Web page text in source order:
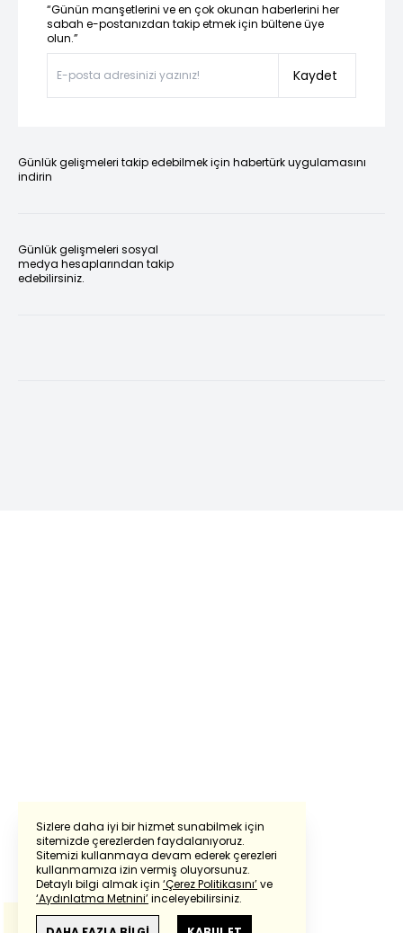
Sizlere daha iyi bir hizmet sunabilmek için
sitemizde çerezlerden faydalanıyoruz.
Sitemizi kullanmaya devam ederek çerezleri
kullanmamıza izin vermiş oluyorsunuz.
Detaylı bilgi almak için ‘Çerez Politikasını’ve
‘Aydınlatma Metnini’inceleyebilirsiniz.
“Günün manşetlerini ve en çok okunan haberlerini her
sabah e-postanızdan takip etmek için bültene üye
olun.”
Kaydet
Günlük gelişmeleri takip edebilmek için habertürk uygulamasını
indirin
Günlük gelişmeleri sosyal
medya hesaplarından takip
edebilirsiniz.
Powered by Translate
Bu çevirideGoogle Transletekullanılmıştır.